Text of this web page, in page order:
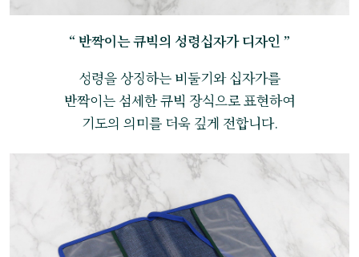
“ 반짝이는 큐빅의 성령십자가 디자인 ”
성령을 상징하는 비둘기와 십자가를
반짝이는 섬세한 큐빅 장식으로 표현하여
기도의 의미를 더욱 깊게 전합니다.